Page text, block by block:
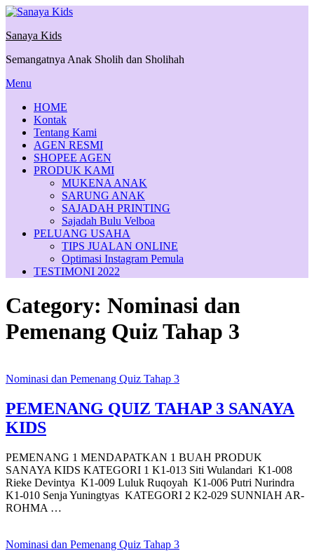
Skip
content
Sanaya Kids
Semangatnya Anak Sholih dan Sholihah
Menu
HOME
Kontak
Tentang Kami
AGEN RESMI
SHOPEE AGEN
PRODUK KAMI
MUKENA ANAK
SARUNG ANAK
SAJADAH PRINTING
Sajadah Bulu Velboa
PELUANG USAHA
TIPS JUALAN ONLINE
Optimasi Instagram Pemula
TESTIMONI 2022
Category: Nominasi dan
Pemenang Quiz Tahap 3
Nominasi dan Pemenang Quiz Tahap 3
PEMENANG QUIZ TAHAP 3 SANAYA
KIDS
PEMENANG 1 MENDAPATKAN 1 BUAH PRODUK
SANAYA KIDS KATEGORI 1 K1-013 Siti Wulandari K1-008
Rieke Devintya K1-009 Luluk Ruqoyah K1-006 Putri Nurindra
K1-010 Senja Yuningtyas KATEGORI 2 K2-029 SUNNIAH AR-
ROHMA …
Nominasi dan Pemenang Quiz Tahap 3